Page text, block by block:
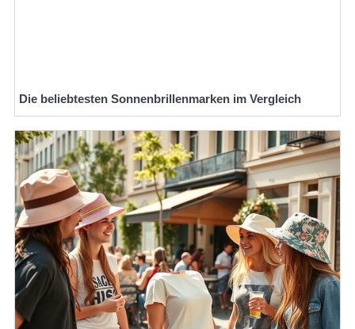
Die beliebtesten Sonnenbrillenmarken im Vergleich